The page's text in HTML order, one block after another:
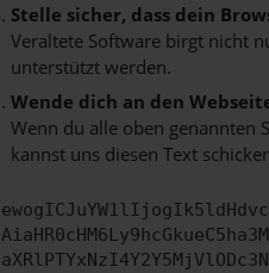
Stelle sicher, dass dein
Veraltete Software birgt nicht
unterstützt werden.
Wende dich an den
Wenn du alle oben genannten
kannst uns diesen Text